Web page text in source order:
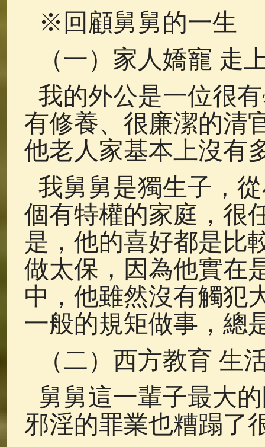
※回顧舅舅的一生
（一）家人嬌寵 走
我的外公是一位很
有修養、很廉潔的清
他老人家基本上沒有
我舅舅是獨生子，
個有特權的家庭，很
是，他的喜好都是比
做太保，因為他實在
中，他雖然沒有觸犯
一般的規矩做事，總
（二）西方教育 生
舅舅這一輩子最大
邪淫的罪業也糟蹋了